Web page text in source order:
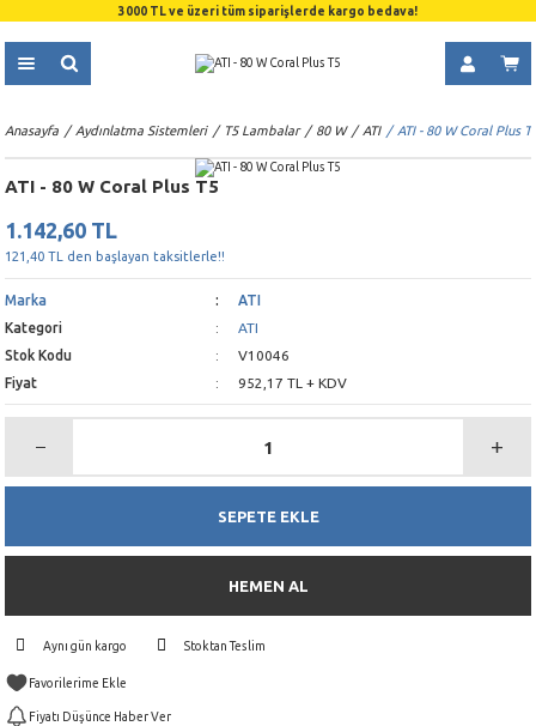
3000 TL ve üzeri tüm siparişlerde kargo bedava!
Anasayfa Aydınlatma Sistemleri T5 Lambalar 80 W ATI ATI - 80 W Coral Plus
ATI - 80 W Coral Plus T5
1.142,60 TL
121,40 TL den başlayan taksitlerle!!
Marka
ATI
Kategori
ATI
Stok Kodu
V10046
Fiyat
952,17 TL + KDV
SEPETE EKLE
HEMEN AL
Aynı gün kargo Stoktan Teslim
Fiyatı Düşünce Haber Ver